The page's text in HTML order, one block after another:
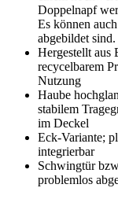
Doppelnapf
Es können
abgebildet sind.
Hergestellt aus
recycelbarem
Nutzung
Haube
stabilem
im Deckel
Eck-Variante;
integrierbar
Schwingtür
problemlos